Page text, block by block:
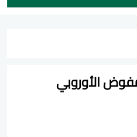
الأوروبي